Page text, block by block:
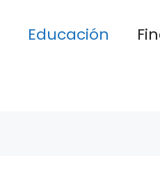
Educación